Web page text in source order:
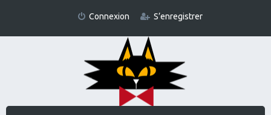
Connexion S’enregistrer